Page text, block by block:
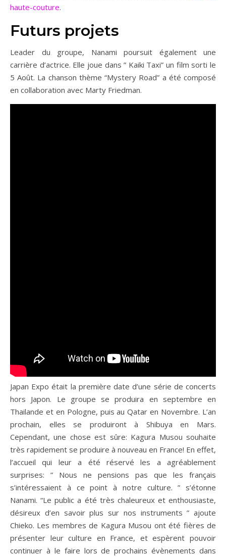
haute-couture.
Futurs projets
Leader du groupe, Nanami poursuit également une
carrière d’actrice. Elle joue dans ” Kaiki Taxi” un film sorti le
5 Août. La chanson thème “Mystery Road” a été composé
en collaboration avec Marty Friedman.
Japan Expo était la première date d’une série de concerts
hors Japon. Le groupe se produira en septembre en
Thailande et en Pologne, puis au Qatar en Novembre. L’an
prochain, elles se produiront à Shibuya en Mars.
Cependant, une chose est sûre: Kagura Musou souhaite
très rapidement se produire à nouveau en France! En effet,
l’accueil qui leur a été réservé les a agréablement
surprises: ” Nous ne pensions pas que les français
s’intéressaient à ce point à notre culture. ” s’étonne
Nanami. “Le public a été très chaleureux et enthousiaste,
désireux d’en savoir plus sur nos instruments ” ajoute
Chieko. Les membres de Kagura Musou ont été fières de
présenter leur culture en France, et espèrent pouvoir
continuer à le faire lors de prochains évènements dans